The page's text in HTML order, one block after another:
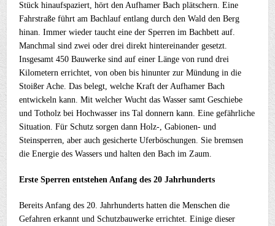
Stück hinaufspaziert, hört den Aufhamer Bach plätschern. Eine
Fahrstraße führt am Bachlauf entlang durch den Wald den Berg
hinan. Immer wieder taucht eine der Sperren im Bachbett auf.
Manchmal sind zwei oder drei direkt hintereinander gesetzt.
Insgesamt 450 Bauwerke sind auf einer Länge von rund drei
Kilometern errichtet, von oben bis hinunter zur Mündung in die
Stoißer Ache. Das belegt, welche Kraft der Aufhamer Bach
entwickeln kann. Mit welcher Wucht das Wasser samt Geschiebe
und Totholz bei Hochwasser ins Tal donnern kann. Eine gefährliche
Situation. Für Schutz sorgen dann Holz-, Gabionen- und
Steinsperren, aber auch gesicherte Uferböschungen. Sie bremsen
die Energie des Wassers und halten den Bach im Zaum.
Erste Sperren entstehen Anfang des 20 Jahrhunderts
Bereits Anfang des 20. Jahrhunderts hatten die Menschen die
Gefahren erkannt und Schutzbauwerke errichtet. Einige dieser